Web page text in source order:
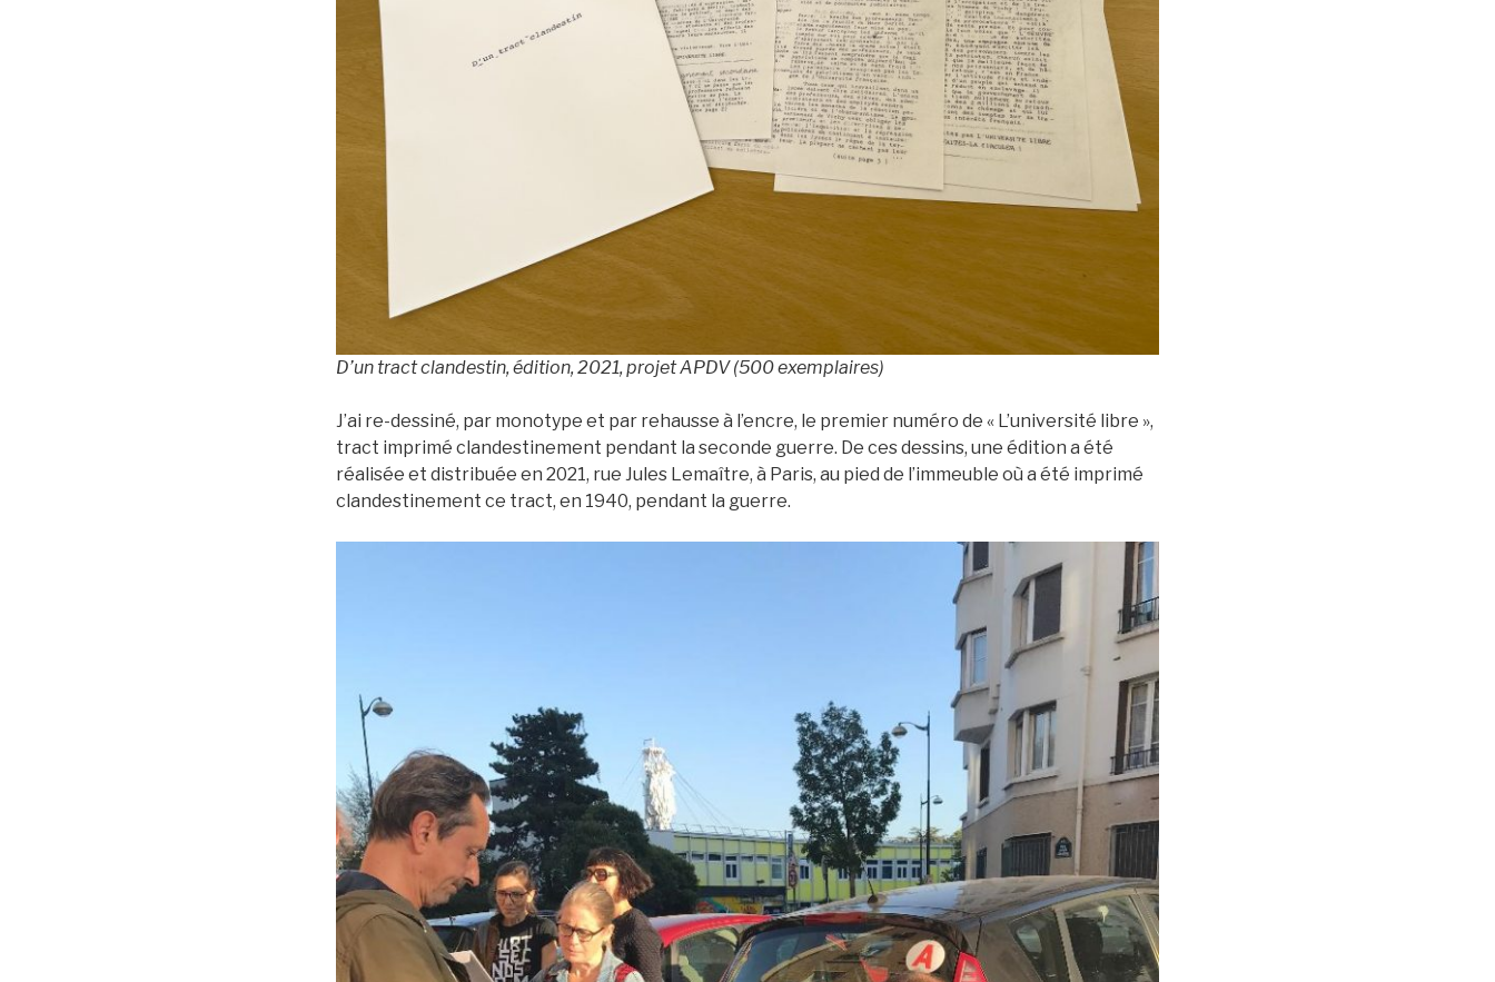
D’un tract clandestin, édition, 2021, projet APDV (500 exemplaires)
J’ai re-dessiné, par monotype et par rehausse à l’encre, le premier numéro de « L’université libre »,
tract imprimé clandestinement pendant la seconde guerre. De ces dessins, une édition a été
réalisée et distribuée en 2021, rue Jules Lemaître, à Paris, au pied de l’immeuble où a été imprimé
clandestinement ce tract, en 1940, pendant la guerre.